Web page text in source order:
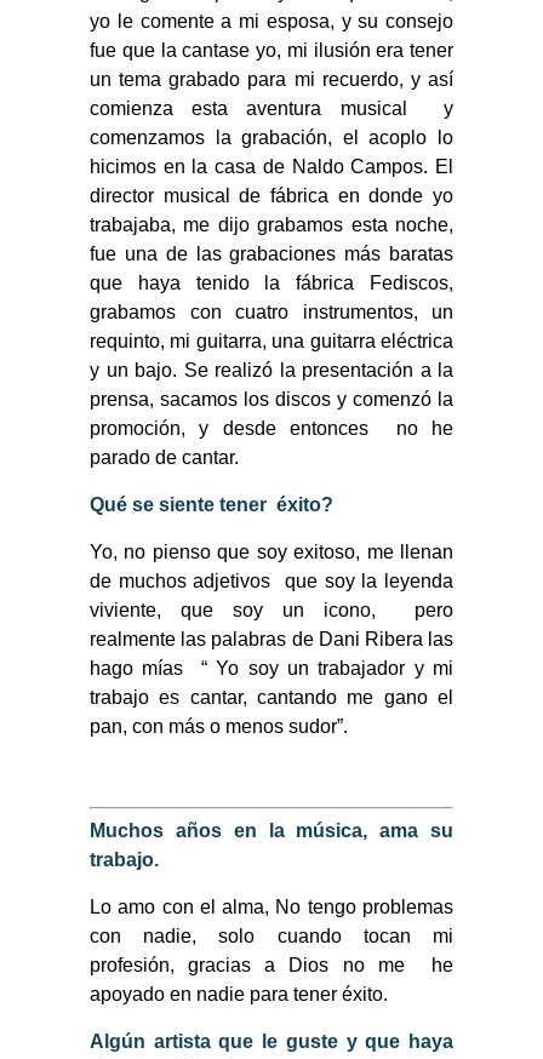
yo le comente a mi esposa, y su consejo
fue que la cantase yo, mi ilusión era tener
un tema grabado para mi recuerdo, y así
comienza esta aventura musical y
comenzamos la grabación, el acoplo lo
hicimos en la casa de Naldo Campos. El
director musical de fábrica en donde yo
trabajaba, me dijo grabamos esta noche,
fue una de las grabaciones más baratas
que haya tenido la fábrica Fediscos,
grabamos con cuatro instrumentos, un
requinto, mi guitarra, una guitarra eléctrica
y un bajo. Se realizó la presentación a la
prensa, sacamos los discos y comenzó la
promoción, y desde entonces no he
parado de cantar.
Qué se siente tener éxito?
Yo, no pienso que soy exitoso, me llenan
de muchos adjetivos que soy la leyenda
viviente, que soy un icono, pero
realmente las palabras de Dani Ribera las
hago mías “ Yo soy un trabajador y mi
trabajo es cantar, cantando me gano el
pan, con más o menos sudor”.
Muchos años en la música, ama su
trabajo.
Lo amo con el alma, No tengo problemas
con nadie, solo cuando tocan mi
profesión, gracias a Dios no me he
apoyado en nadie para tener éxito.
Algún artista que le guste y que haya